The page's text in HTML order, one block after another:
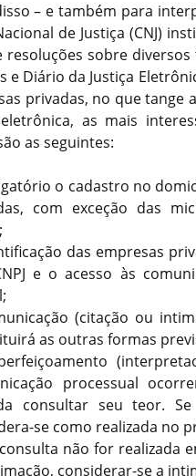
– e também para
de Justiça (CNJ)
resoluções sobre
e Diário da Justiça
privadas, no que
as mais
as seguintes:
o cadastro no
com exceção das
das empresas
e o acesso às
(citação ou
as outras formas
processual
consultar seu teor.
se como realizada no
não for realizada
considerar-se a